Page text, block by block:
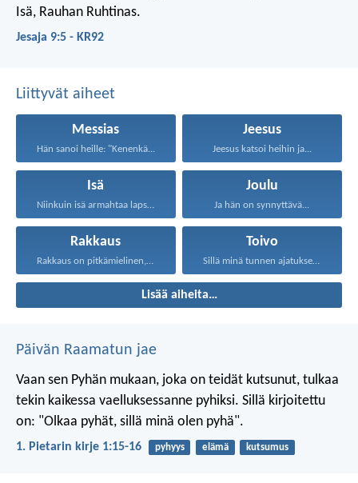
Isä, Rauhan Ruhtinas.
Jesaja 9:5 - KR92
Liittyvät aiheet
Messias
Hän sanoi heille: "Kenenkä...
Jeesus
Jeesus katsoi heihin ja...
Isä
Niinkuin isä armahtaa lapsiansa...
Joulu
Ja hän on synnyttävä...
Rakkaus
Rakkaus on pitkämielinen, rakkaus...
Toivo
Sillä minä tunnen ajatukseni...
Lisää aiheita…
Päivän Raamatun jae
Vaan sen Pyhän mukaan, joka on teidät kutsunut, tulkaa
tekin kaikessa vaelluksessanne pyhiksi. Sillä kirjoitettu
on: "Olkaa pyhät, sillä minä olen pyhä".
1. Pietarin kirje 1:15-16 pyhyys elämä kutsumus